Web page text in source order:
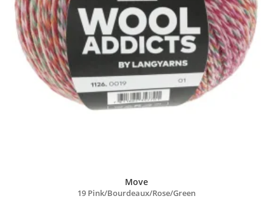
Move
19 Pink/Bourdeaux/Rose/Green